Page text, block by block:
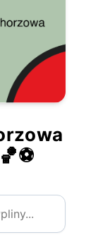
🏀⚽